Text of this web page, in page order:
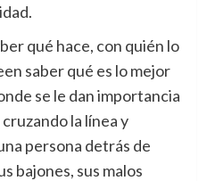
qué hace, con quién lo
saber qué es lo mejor
se le dan importancia
la línea y
persona detrás de
bajones, sus malos